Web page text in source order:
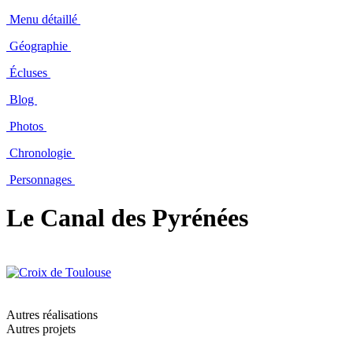
Menu détaillé
Géographie
Écluses
Blog
Photos
Chronologie
Personnages
Le Canal des Pyrénées
Autres réalisations
Autres projets